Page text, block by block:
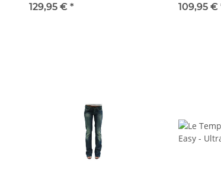
129,95 € *
109,95 €